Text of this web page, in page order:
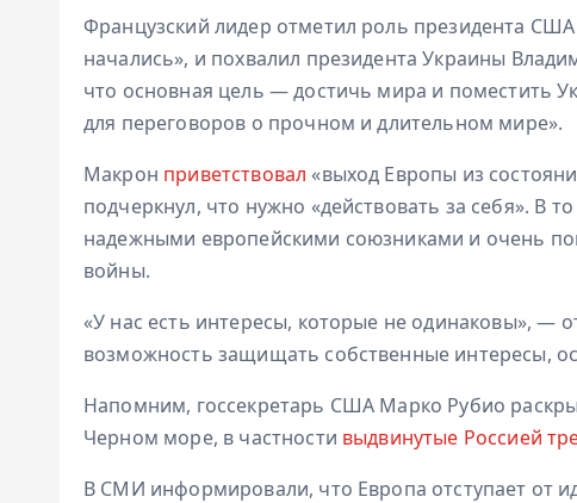
Французский лидер отметил роль президента
начались», и похвалил президента Украины
что основная цель — достичь мира и поместить
для переговоров о прочном и длительном мире».
Макрон приветствовал «выход Европы из
подчеркнул, что нужно «действовать за себя». В
надежными европейскими союзниками и очень
войны.
«У нас есть интересы, которые не одинаковы», —
возможность защищать собственные интересы,
Напомним, госсекретарь США Марко Рубио
Черном море, в частности выдвинутые Россией
В СМИ информировали, что Европа отступает от